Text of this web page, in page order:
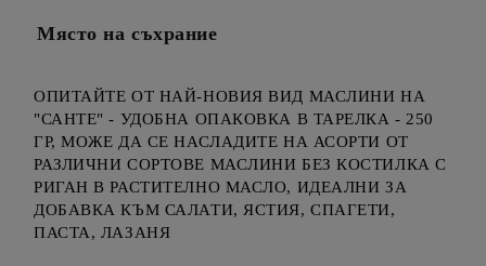
Място на съхрание
ОПИТАЙТЕ ОТ НАЙ-НОВИЯ ВИД МАСЛИНИ НА
"САНТЕ" - УДОБНА ОПАКОВКА В ТАРЕЛКА - 250
ГР, МОЖЕ ДА СЕ НАСЛАДИТЕ НА АСОРТИ ОТ
РАЗЛИЧНИ СОРТОВЕ МАСЛИНИ БЕЗ КОСТИЛКА С
РИГАН В РАСТИТЕЛНО МАСЛО, ИДЕАЛНИ ЗА
ДОБАВКА КЪМ САЛАТИ, ЯСТИЯ, СПАГЕТИ,
ПАСТА, ЛАЗАНЯ